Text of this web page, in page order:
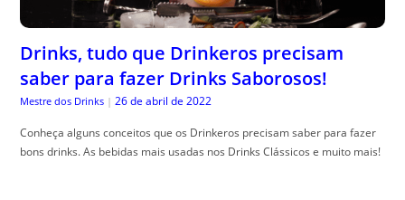
Drinks, tudo que Drinkeros precisam
saber para fazer Drinks Saborosos!
Mestre dos Drinks | 26 de abril de 2022
Conheça alguns conceitos que os Drinkeros precisam saber para fazer
bons drinks. As bebidas mais usadas nos Drinks Clássicos e muito mais!